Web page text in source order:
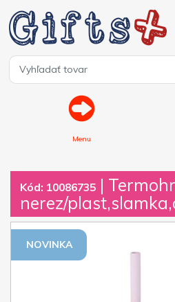
Menu
Kód: 10086735 |
nerez/
NOVINKA